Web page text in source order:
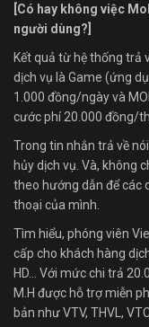
[Có hay không việc
người dùng?]
Kết quả từ hệ thống trả
dịch vụ là Game (ứng
1.000 đồng/ngày và
cước phí 20.000 đồng/
Trong tin nhắn trả về
hủy dịch vụ. Và, không
theo hướng dẫn để các
thoại của mình.
Tìm hiểu, phóng viên
cấp cho khách hàng
HD… Với mức chi trả
M.H được hỗ trợ miễn
bản như VTV, THVL,